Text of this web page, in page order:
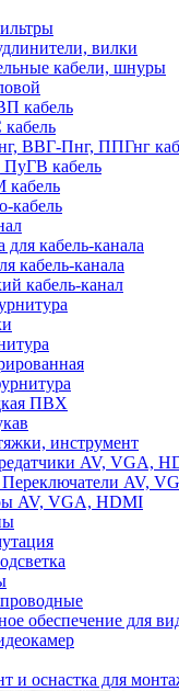
вилки
кабели, шнуры
кабель
ВВГ-Пнг, ППГнг
кабель
кабель
кабель
кабель-канала
кабель-канала
кабель-канал
ПВХ
инструмент
AV, VGA,
Переключатели AV,
AV, VGA, HDMI
обеспечение для
и оснастка для